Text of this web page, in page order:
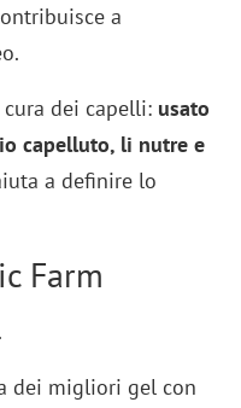
a
dei capelli: usato
capelluto, li nutre e
a definire lo
Farm
dei migliori gel con